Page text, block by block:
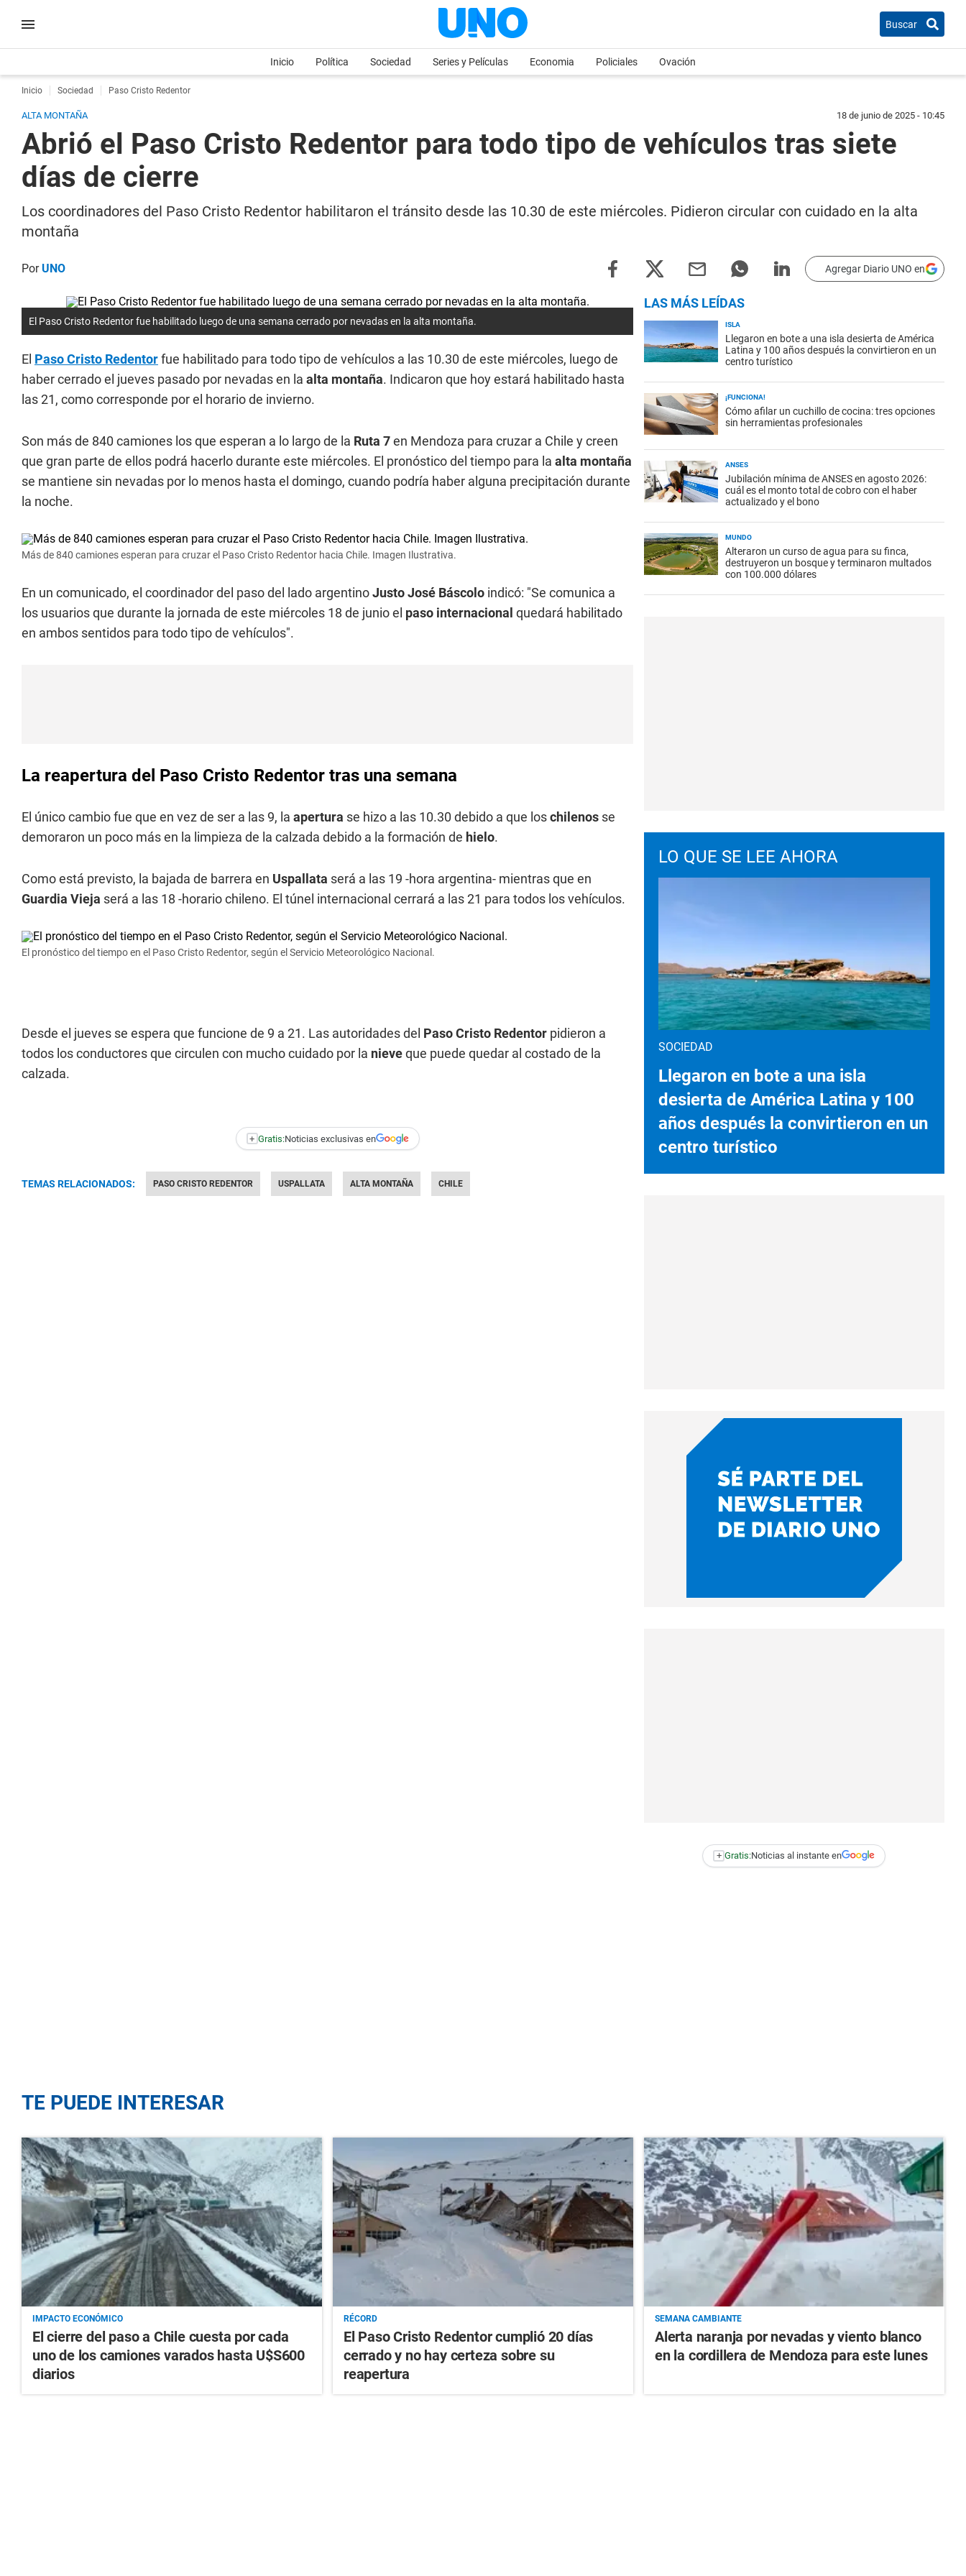
Buscar
Inicio Política Sociedad Series y Películas Economia Policiales Ovación
Inicio Sociedad Paso Cristo Redentor
ALTA MONTAÑA 18 de junio de 2025 - 10:45
Abrió el Paso Cristo Redentor para todo tipo de vehículos tras siete
días de cierre
Los coordinadores del Paso Cristo Redentor habilitaron el tránsito desde las 10.30 de este miércoles. Pidieron circular con cuidado en la alta
montaña
PorUNO Agregar Diario UNO en
El Paso Cristo Redentor fue habilitado luego de una semana cerrado por nevadas en la alta montaña.
El Paso Cristo Redentorfue habilitado para todo tipo de vehículos a las 10.30 de este miércoles, luego de
haber cerrado el jueves pasado por nevadas en la alta montaña. Indicaron que hoy estará habilitado hasta
las 21, como corresponde por el horario de invierno.
Son más de 840 camiones los que esperan a lo largo de la Ruta 7en Mendoza para cruzar a Chile y creen
que gran parte de ellos podrá hacerlo durante este miércoles. El pronóstico del tiempo para la alta montaña
se mantiene sin nevadas por lo menos hasta el domingo, cuando podría haber alguna precipitación durante
la noche.
Más de 840 camiones esperan para cruzar el Paso Cristo Redentor hacia Chile. Imagen Ilustrativa.
En un comunicado, el coordinador del paso del lado argentinoJusto José Báscolo indicó: "Se comunica a
los usuarios que durante la jornada de este miércoles 18 de junio el paso internacional quedará habilitado
en ambos sentidos para todo tipo de vehículos".
La reapertura del Paso Cristo Redentor tras una semana
El único cambio fue que en vez de ser a las 9, la apertura se hizo a las 10.30 debido a que loschilenos se
demoraron un poco más en la limpieza de la calzada debido a la formación de hielo.
Como está previsto, la bajada de barrera en Uspallata será a las 19 -hora argentina- mientras que en
Guardia Vieja será a las 18 -horario chileno. El túnel internacional cerrará a las 21 para todos los vehículos.
El pronóstico del tiempo en el Paso Cristo Redentor, según el Servicio Meteorológico Nacional.
Desde el jueves se espera que funcione de 9 a 21. Las autoridades del Paso Cristo Redentor pidieron a
todos los conductores que circulen con mucho cuidado por la nieveque puede quedar al costado de la
calzada.
+ Gratis:Noticias exclusivas en
TEMAS RELACIONADOS: PASO CRISTO REDENTOR USPALLATA ALTA MONTAÑA CHILE
LAS MÁS LEÍDAS
ISLA
Llegaron en bote a una isla desierta de América
Latina y 100 años después la convirtieron en un
centro turístico
¡FUNCIONA!
Cómo afilar un cuchillo de cocina: tres opciones
sin herramientas profesionales
ANSES
Jubilación mínima de ANSES en agosto 2026:
cuál es el monto total de cobro con el haber
actualizado y el bono
MUNDO
Alteraron un curso de agua para su finca,
destruyeron un bosque y terminaron multados
con 100.000 dólares
LO QUE SE LEE AHORA
SOCIEDAD
Llegaron en bote a una isla
desierta de América Latina y 100
años después la convirtieron en un
centro turístico
+ Gratis:Noticias al instante en
TE PUEDE INTERESAR
IMPACTO ECONÓMICO
El cierre del paso a Chile cuesta por cada
uno de los camiones varados hasta U$S600
diarios
RÉCORD
El Paso Cristo Redentor cumplió 20 días
cerrado y no hay certeza sobre su
reapertura
SEMANA CAMBIANTE
Alerta naranja por nevadas y viento blanco
en la cordillera de Mendoza para este lunes